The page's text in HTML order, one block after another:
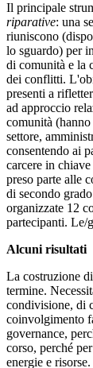
Il principale
riparative: una
riuniscono
lo sguardo) per
di comunità e la
dei conflitti.
presenti a
ad approccio
comunità
settore,
consentendo ai
carcere in
preso parte alle
di secondo
organizzate 12
partecipanti. Le/
Alcuni risultati
La costruzione
termine.
condivisione, di
coinvolgimento
governance,
corso, perché
energie e